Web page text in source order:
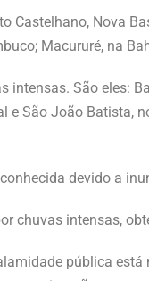
Castelhano, Nova
Macururé, na
São eles:
São João Batista,
devido a
chuvas intensas,
pública